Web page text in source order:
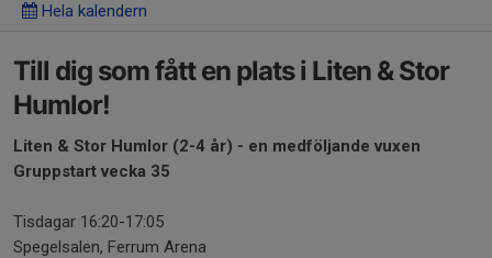
Hela kalendern
Till dig som fått en plats i Liten & Stor
Humlor!
Liten & Stor Humlor (2-4 år) - en medföljande vuxen
Gruppstart vecka 35
Tisdagar 16:20-17:05
Spegelsalen, Ferrum Arena